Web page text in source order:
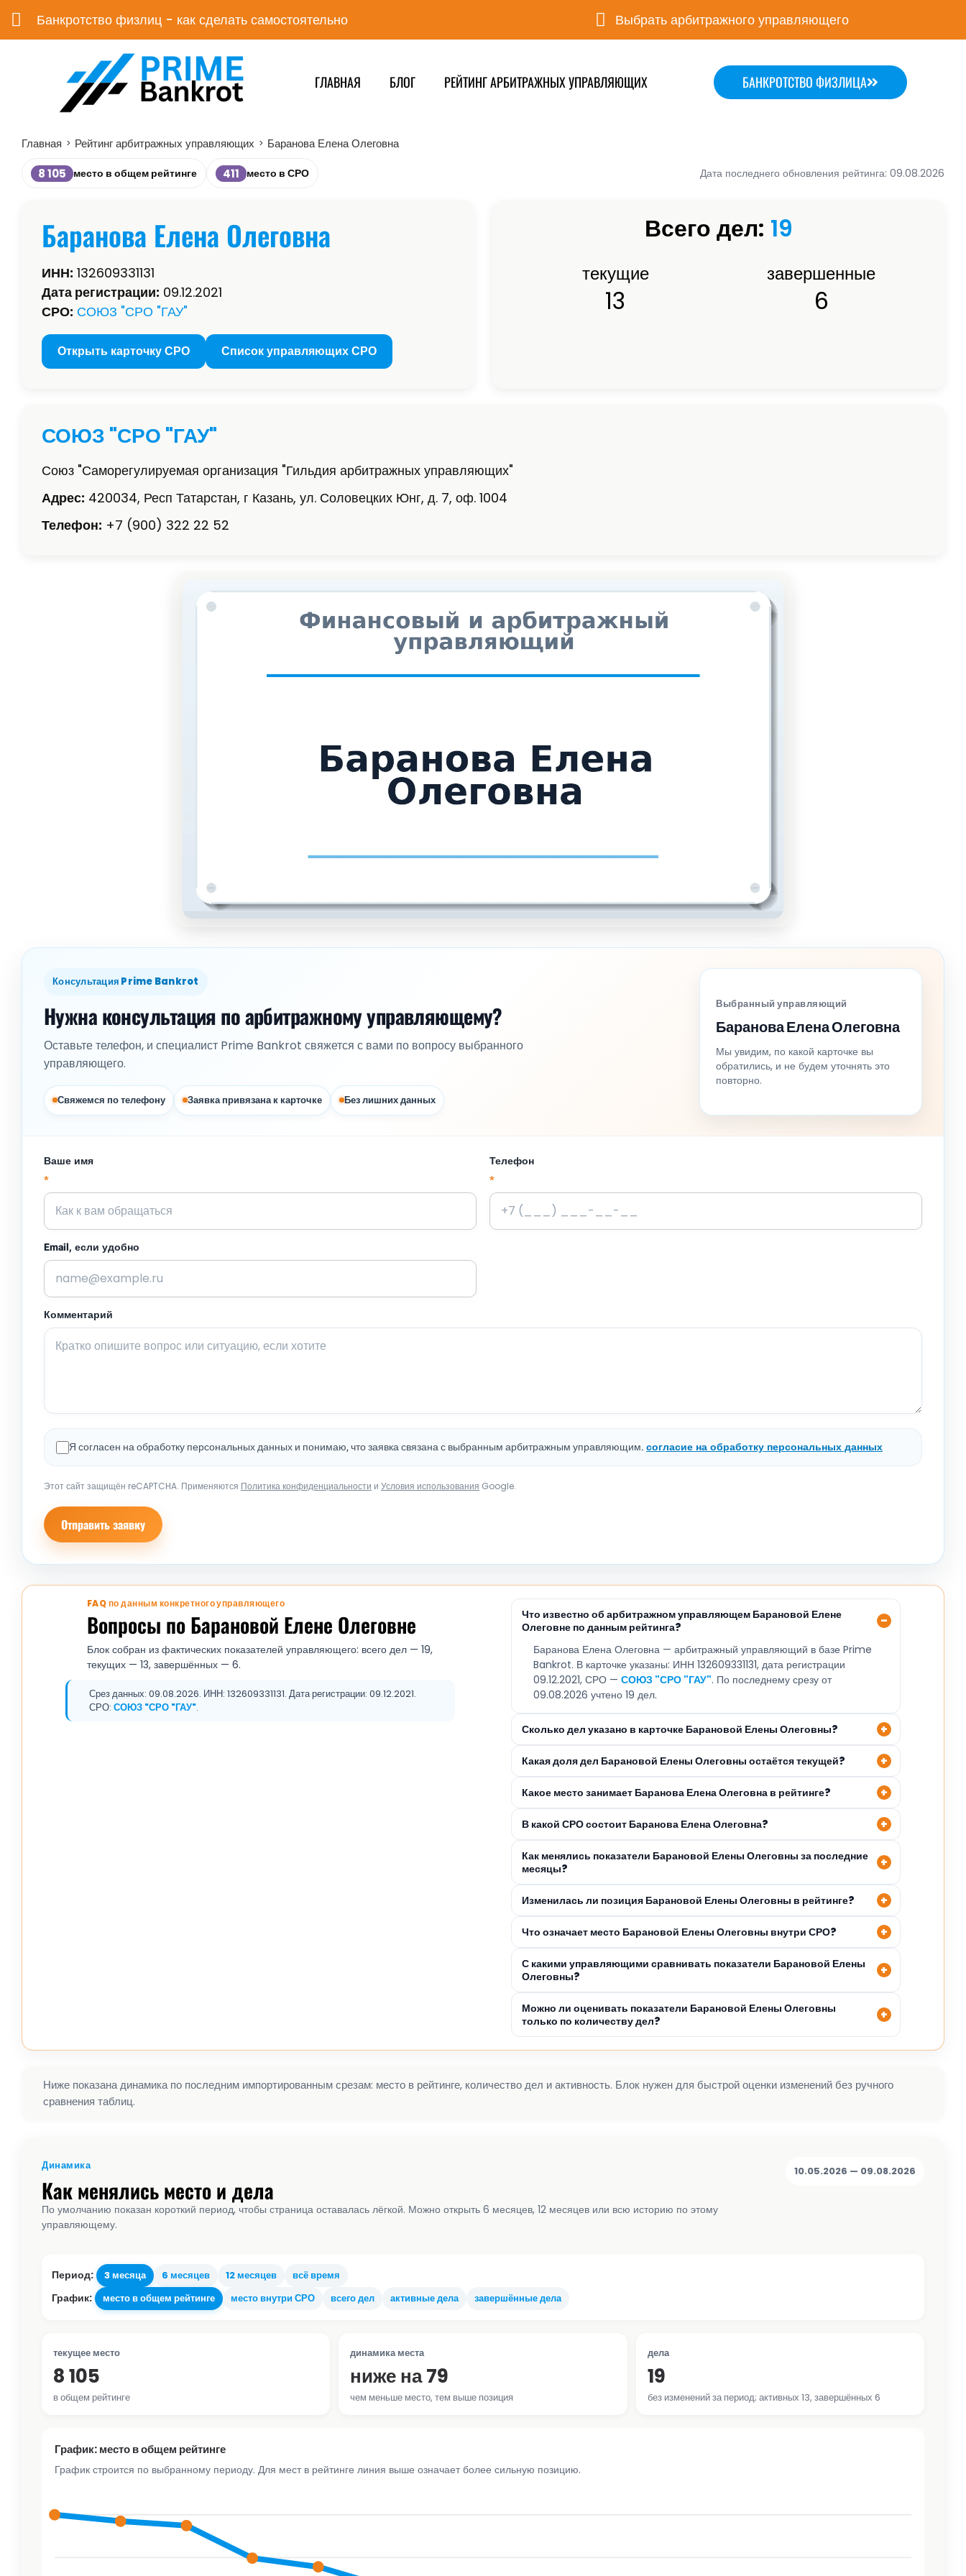
Банкротство физлиц - как сделать самостоятельно Выбрать арбитражного управляющего
ГЛАВНАЯ БЛОГ РЕЙТИНГ АРБИТРАЖНЫХ УПРАВЛЯЮЩИХ БАНКРОТСТВО ФИЗЛИЦА
Главная > Рейтинг арбитражных управляющих > Баранова Елена Олеговна
8 105 место в общем рейтинге 411 место в СРО Дата последнего обновления рейтинга: 09.08.2026
Баранова Елена Олеговна
ИНН: 132609331131
Дата регистрации: 09.12.2021
СРО: СОЮЗ "СРО "ГАУ"
Открыть карточку СРО Список управляющих СРО
Всего дел: 19
текущие
13
завершенные
6
СОЮЗ "СРО "ГАУ"
Союз "Саморегулируемая организация "Гильдия арбитражных управляющих"
Адрес: 420034, Респ Татарстан, г Казань, ул. Соловецких Юнг, д. 7, оф. 1004
Телефон: +7 (900) 322 22 52
Консультация Prime Bankrot
Нужна консультация по арбитражному управляющему?
Оставьте телефон, и специалист Prime Bankrot свяжется с вами по вопросу выбранного
управляющего.
Свяжемся по телефону Заявка привязана к карточке Без лишних данных
Выбранный управляющий
Баранова Елена Олеговна
Мы увидим, по какой карточке вы
обратились, и не будем уточнять это
повторно.
Ваше имя
*
Телефон
*
Email, если удобно
Комментарий
Я согласен на обработку персональных данных и понимаю, что заявка связана с выбранным арбитражным управляющим.согласие на обработку персональных данных
Этот сайт защищён reCAPTCHA. Применяются Политика конфиденциальности и Условия использования Google.
Отправить заявку
FAQ по данным конкретного управляющего
Вопросы по Барановой Елене Олеговне
Блок собран из фактических показателей управляющего: всего дел — 19,
текущих — 13, завершённых — 6.
Срез данных: 09.08.2026. ИНН: 132609331131. Дата регистрации: 09.12.2021.
СРО: СОЮЗ "СРО "ГАУ".
Что известно об арбитражном управляющем Барановой Елене
Олеговне по данным рейтинга?
Баранова Елена Олеговна — арбитражный управляющий в базе Prime
Bankrot. В карточке указаны: ИНН 132609331131, дата регистрации
09.12.2021, СРО — СОЮЗ "СРО "ГАУ". По последнему срезу от
09.08.2026 учтено 19 дел.
Сколько дел указано в карточке Барановой Елены Олеговны?
Какая доля дел Барановой Елены Олеговны остаётся текущей?
Какое место занимает Баранова Елена Олеговна в рейтинге?
В какой СРО состоит Баранова Елена Олеговна?
Как менялись показатели Барановой Елены Олеговны за последние
месяцы?
Изменилась ли позиция Барановой Елены Олеговны в рейтинге?
Что означает место Барановой Елены Олеговны внутри СРО?
С какими управляющими сравнивать показатели Барановой Елены
Олеговны?
Можно ли оценивать показатели Барановой Елены Олеговны
только по количеству дел?
Ниже показана динамика по последним импортированным срезам: место в рейтинге, количество дел и активность. Блок нужен для быстрой оценки изменений без ручного
сравнения таблиц.
Динамика
Как менялись место и дела
По умолчанию показан короткий период, чтобы страница оставалась лёгкой. Можно открыть 6 месяцев, 12 месяцев или всю историю по этому
управляющему.
10.05.2026 — 09.08.2026
Период: 3 месяца 6 месяцев 12 месяцев всё время
График: место в общем рейтинге место внутри СРО всего дел активные дела завершённые дела
текущее место
8 105
в общем рейтинге
динамика места
ниже на 79
чем меньше место, тем выше позиция
дела
19
без изменений за период; активных 13, завершённых 6
График: место в общем рейтинге
График строится по выбранному периоду. Для мест в рейтинге линия выше означает более сильную позицию.